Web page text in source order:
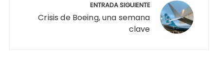
ENTRADA SIGUIENTE
Crisis de Boeing, una semana
clave